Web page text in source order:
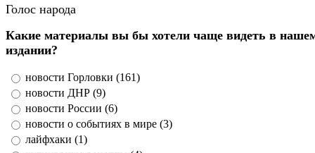
Голос народа
Какие материалы вы бы хотели чаще видеть в
издании?
новости Горловки (161)
новости ДНР (9)
новости России (6)
новости о событиях в мире (3)
лайфхаки (1)